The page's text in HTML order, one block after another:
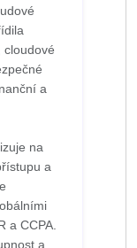
cloudové
a
na
a
a CCPA.
a